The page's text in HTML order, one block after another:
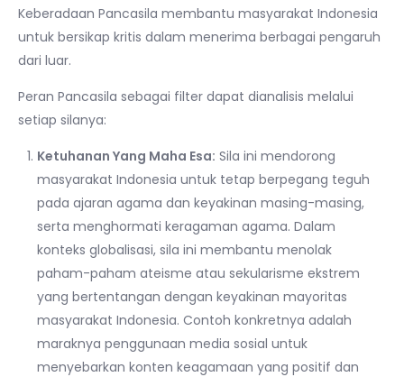
Keberadaan Pancasila membantu masyarakat Indonesia
untuk bersikap kritis dalam menerima berbagai pengaruh
dari luar.
Peran Pancasila sebagai filter dapat dianalisis melalui
setiap silanya:
Ketuhanan Yang Maha Esa: Sila ini mendorong
masyarakat Indonesia untuk tetap berpegang teguh
pada ajaran agama dan keyakinan masing-masing,
serta menghormati keragaman agama. Dalam
konteks globalisasi, sila ini membantu menolak
paham-paham ateisme atau sekularisme ekstrem
yang bertentangan dengan keyakinan mayoritas
masyarakat Indonesia. Contoh konkretnya adalah
maraknya penggunaan media sosial untuk
menyebarkan konten keagamaan yang positif dan